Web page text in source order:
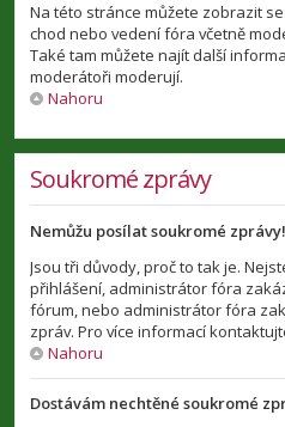
Na této stránce můžete zobrazit
chod nebo vedení fóra včetně
Také tam můžete najít další
moderátoři moderují.
Nahoru
Soukromé zprávy
Nemůžu posílat soukromé zprávy!
Jsou tři důvody, proč to tak je.
přihlášení, administrátor fóra
fórum, nebo administrátor fóra
zpráv. Pro více informací
Nahoru
Dostávám nechtěné soukromé